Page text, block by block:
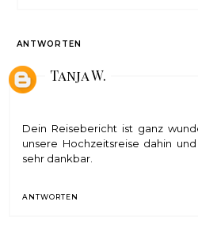
ANTWORTEN
Tanja W.
Dein Reisebericht ist ganz
unsere Hochzeitsreise dahin
sehr dankbar.
ANTWORTEN